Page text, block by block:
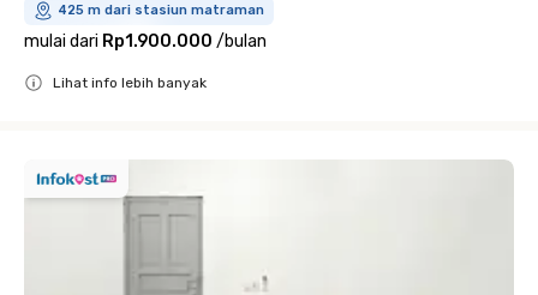
425 m dari stasiun matraman
mulai dari Rp1.900.000 /bulan
Lihat info lebih banyak